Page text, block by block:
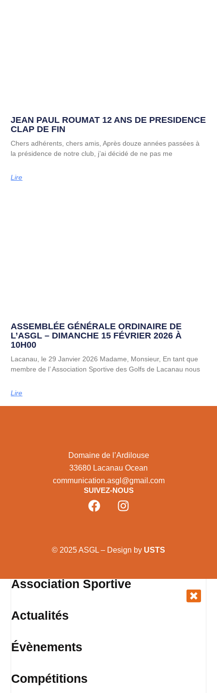
JEAN PAUL ROUMAT 12 ANS DE PRESIDENCE
CLAP DE FIN
Chers adhérents, chers amis, Après douze années passées à
la présidence de notre club, j’ai décidé de ne pas me
Lire
ASSEMBLÉE GÉNÉRALE ORDINAIRE DE
L’ASGL – DIMANCHE 15 FÉVRIER 2026 À
10H00
Lacanau, le 29 Janvier 2026 Madame, Monsieur, En tant que
membre de l’ Association Sportive des Golfs de Lacanau nous
Lire
Domaine de l’Ardilouse
33680 Lacanau Ocean
communication.asgl@gmail.com
SUIVEZ-NOUS
© 2025 ASGL – Design by USTS
Association Sportive
Actualités
Évènements
Compétitions